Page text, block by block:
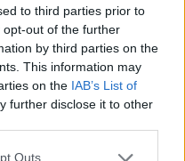
to third parties prior to
out of the further
by third parties on the
This information may
on the IAB’s List of
further disclose it to other
one or more Google
Outs